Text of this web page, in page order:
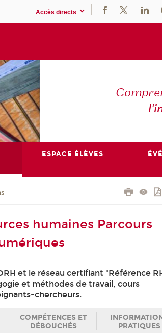
Accès directs
ESPACE ÉLÈVES
humaines Parcours
et le réseau certifiant "Référence
et méthodes de travail, cours
chercheurs.
COMPÉTENCES ET
DÉBOUCHÉS
PRATIQUES